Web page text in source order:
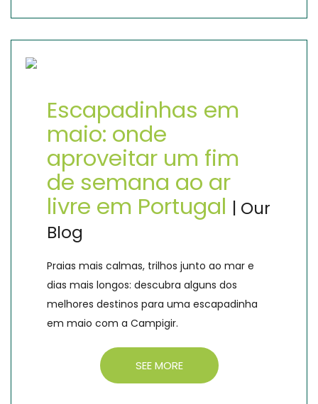
Escapadinhas em
maio: onde
aproveitar um fim
de semana ao ar
livre em Portugal | Our
Blog
Praias mais calmas, trilhos junto ao mar e
dias mais longos: descubra alguns dos
melhores destinos para uma escapadinha
em maio com a Campigir.
SEE MORE